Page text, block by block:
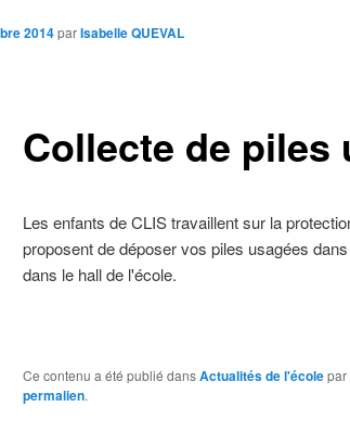
Collecte de piles
2014parIsabelle QUEVAL
Les enfants de CLIS travaillent sur la
proposent de déposer vos piles usagées
dans le hall de l'école.
Ce contenu a été publié dansActualités de l'écolepar
permalien.